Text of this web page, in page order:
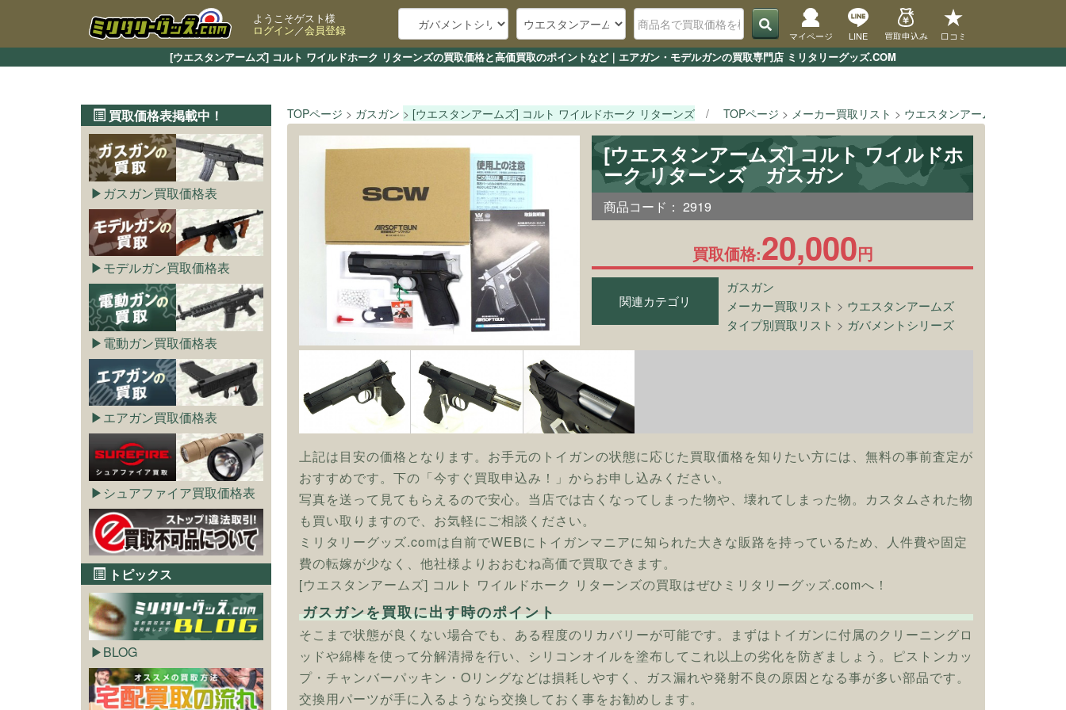
[ウエスタンアームズ] コルト ワイルドホーク リターンズの買取価格と高価買取のポイントなど｜エアガン・モデルガンの買取専門店 ミリタリーグッズ.COM
ようこそゲスト様
ログイン／会員登録 マイページ LINE 買取申込み 口コミ
TOPページ ガスガン [ウエスタンアームズ] コルト ワイルドホーク リターンズ TOPページ メーカー買取リスト ウエスタンアームズ
[ウエスタンアームズ] コルト ワイルドホ
ーク リターンズ ガスガン
商品コード： 2919
買取価格:20,000円
関連カテゴリ
ガスガン
メーカー買取リスト > ウエスタンアームズ
タイプ別買取リスト > ガバメントシリーズ
上記は目安の価格となります。お手元のトイガンの状態に応じた買取価格を知りたい方には、無料の事前査定が
おすすめです。下の「今すぐ買取申込み！」からお申し込みください。
写真を送って見てもらえるので安心。当店では古くなってしまった物や、壊れてしまった物。カスタムされた物
も買い取りますので、お気軽にご相談ください。
ミリタリーグッズ.comは自前でWEBにトイガンマニアに知られた大きな販路を持っているため、人件費や固定
費の転嫁が少なく、他社様よりおおむね高価で買取できます。
[ウエスタンアームズ] コルト ワイルドホーク リターンズの買取はぜひミリタリーグッズ.comへ！
ガスガンを買取に出す時のポイント
そこまで状態が良くない場合でも、ある程度のリカバリーが可能です。まずはトイガンに付属のクリーニングロ
ッドや綿棒を使って分解清掃を行い、シリコンオイルを塗布してこれ以上の劣化を防ぎましょう。ピストンカッ
プ・チャンバーパッキン・Oリングなどは損耗しやすく、ガス漏れや発射不良の原因となる事が多い部品です。
交換用パーツが手に入るようなら交換しておく事をお勧めします。
買取価格表掲載中！
ガスガン買取価格表
モデルガン買取価格表
電動ガン買取価格表
エアガン買取価格表
シュアファイア買取価格表
トピックス
BLOG